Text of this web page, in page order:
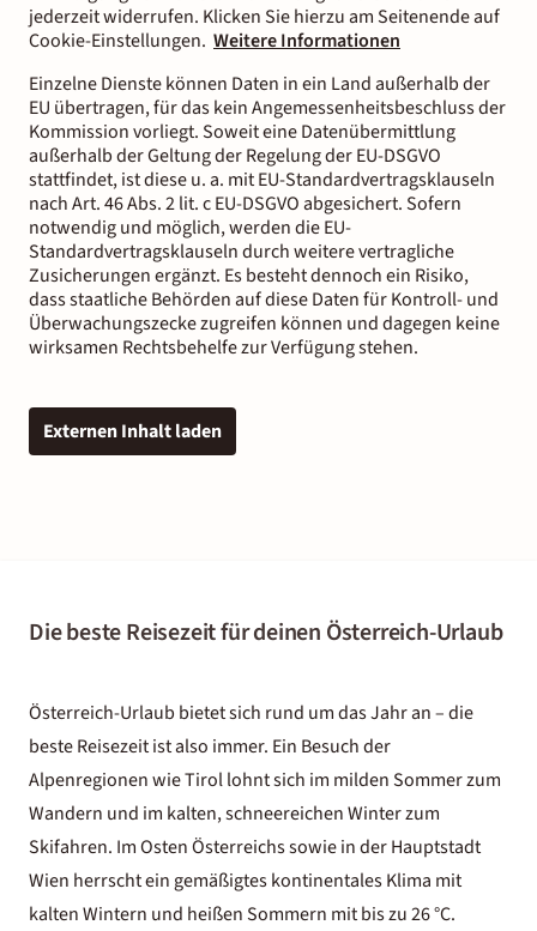
jederzeit widerrufen. Klicken Sie hierzu am Seitenende auf
Cookie-Einstellungen. Weitere Informationen
Einzelne Dienste können Daten in ein Land außerhalb der
EU übertragen, für das kein Angemessenheitsbeschluss der
Kommission vorliegt. Soweit eine Datenübermittlung
außerhalb der Geltung der Regelung der EU-DSGVO
stattfindet, ist diese u. a. mit EU-Standardvertragsklauseln
nach Art. 46 Abs. 2 lit. c EU-DSGVO abgesichert. Sofern
notwendig und möglich, werden die EU-
Standardvertragsklauseln durch weitere vertragliche
Zusicherungen ergänzt. Es besteht dennoch ein Risiko,
dass staatliche Behörden auf diese Daten für Kontroll- und
Überwachungszecke zugreifen können und dagegen keine
wirksamen Rechtsbehelfe zur Verfügung stehen.
Externen Inhalt laden
Die beste Reisezeit für deinen Österreich-Urlaub
Österreich-Urlaub bietet sich rund um das Jahr an – die
beste Reisezeit ist also immer. Ein Besuch der
Alpenregionen wie Tirol lohnt sich im milden Sommer zum
Wandern und im kalten, schneereichen Winter zum
Skifahren. Im Osten Österreichs sowie in der Hauptstadt
Wien herrscht ein gemäßigtes kontinentales Klima mit
kalten Wintern und heißen Sommern mit bis zu 26 °C.